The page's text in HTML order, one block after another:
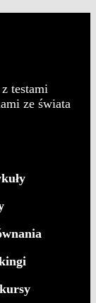
testami
ze świata